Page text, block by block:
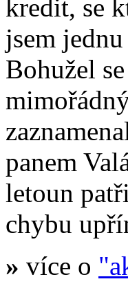
kredit, se
jsem
Bohužel
panem
letoun
chybu
» více o